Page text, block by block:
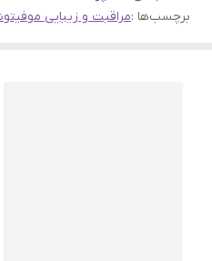
برچسب‌ها :مراقبت و زیبایی موفیتو